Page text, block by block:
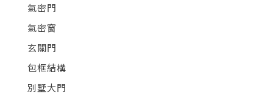
氣密門
氣密窗
玄關門
包框結構
別墅大門